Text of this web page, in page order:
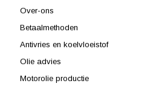
Over-ons
Betaalmethoden
Antivries en koelvloeistof
Olie advies
Motorolie productie